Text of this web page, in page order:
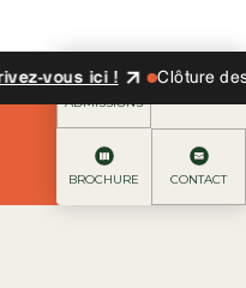
vous ici ! Clôture des
ADMISSIONS
BROCHURE CONTACT